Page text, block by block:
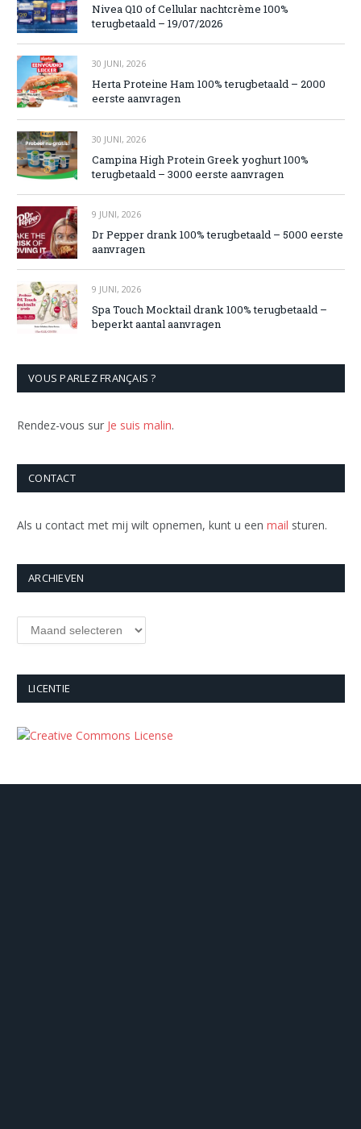
Nivea Q10 of Cellular nachtcrème 100%
terugbetaald – 19/07/2026
30 JUNI, 2026
Herta Proteine Ham 100% terugbetaald – 2000
eerste aanvragen
30 JUNI, 2026
Campina High Protein Greek yoghurt 100%
terugbetaald – 3000 eerste aanvragen
9 JUNI, 2026
Dr Pepper drank 100% terugbetaald – 5000 eerste
aanvragen
9 JUNI, 2026
Spa Touch Mocktail drank 100% terugbetaald –
beperkt aantal aanvragen
VOUS PARLEZ FRANÇAIS ?
Rendez-vous sur Je suis malin.
CONTACT
Als u contact met mij wilt opnemen, kunt u een mail sturen.
ARCHIEVEN
Archieven
LICENTIE